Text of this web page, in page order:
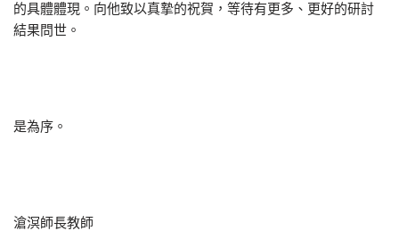
的具體體現。向他致以真摯的祝賀，等待有更多、更好的研討
結果問世。
是為序。
滄溟師長教師